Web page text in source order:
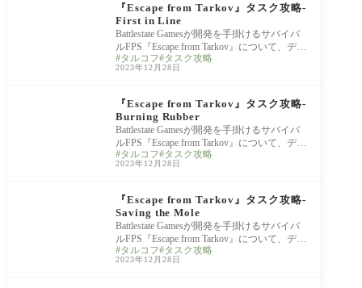
『Escape from Tarkov』タスク攻略-
First in Line
Battlestate Gamesが開発を手掛けるサバイバ
ルFPS『Escape from Tarkov』について、ディ
ーラーのTherapistから受注できるグラウンド
ゼロのタスク
タルコフ タスク攻略
2023年12月28日
『Escape from Tarkov』タスク攻略-
Burning Rubber
Battlestate Gamesが開発を手掛けるサバイバ
ルFPS『Escape from Tarkov』について、ディ
ーラーのSkierから受注できるグラウンドゼ
ロのタスク「Bu
タルコフ タスク攻略
2023年12月28日
『Escape from Tarkov』タスク攻略-
Saving the Mole
Battlestate Gamesが開発を手掛けるサバイバ
ルFPS『Escape from Tarkov』について、ディ
ーラーのMechanicから受注できるグラウンド
ゼロのタスク
タルコフ タスク攻略
2023年12月28日